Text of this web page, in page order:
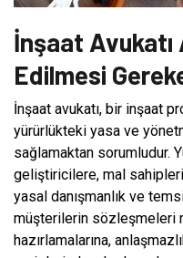
İnşaat
Edilmesi
İnşaat avukatı, bir inşaat
yürürlükteki yasa ve
sağlamaktan sorumludur.
geliştiricilere, mal
yasal danışmanlık ve
müşterilerin sözleşmeleri
hazırlamalarına,